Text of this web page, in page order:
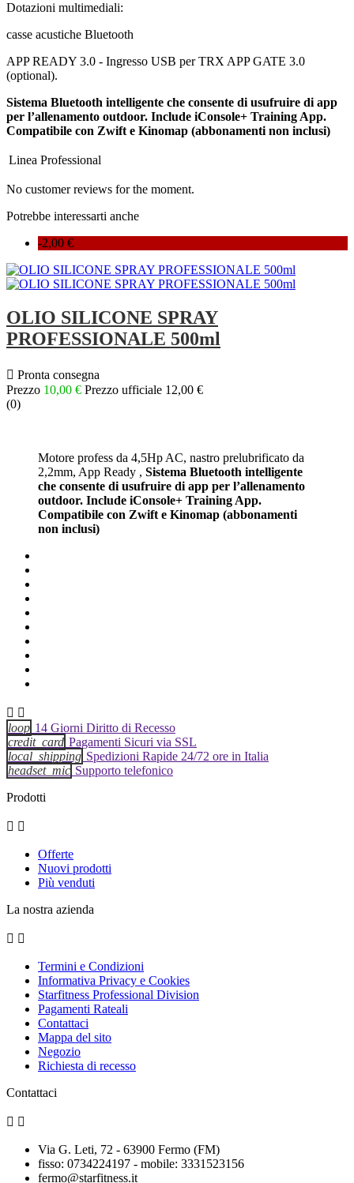
Dotazioni multimediali:
casse acustiche Bluetooth
APP READY 3.0 - Ingresso USB per TRX APP GATE 3.0
(optional).
Sistema Bluetooth intelligente che consente di usufruire di app
per l’allenamento outdoor. Include iConsole+ Training App.
Compatibile con Zwift e Kinomap (abbonamenti non inclusi)
Linea Professional
No customer reviews for the moment.
Potrebbe interessarti anche
-2,00 €
OLIO SILICONE SPRAY
PROFESSIONALE 500ml
 Pronta consegna
Prezzo 10,00 € Prezzo ufficiale 12,00 €
(0)
Motore profess da 4,5Hp AC, nastro prelubrificato da
2,2mm, App Ready , Sistema Bluetooth intelligente
che consente di usufruire di app per l’allenamento
outdoor. Include iConsole+ Training App.
Compatibile con Zwift e Kinomap (abbonamenti
non inclusi)
 
loop 14 Giorni Diritto di Recesso
credit_card Pagamenti Sicuri via SSL
local_shipping Spedizioni Rapide 24/72 ore in Italia
headset_mic Supporto telefonico
Prodotti
 
Offerte
Nuovi prodotti
Più venduti
La nostra azienda
 
Termini e Condizioni
Informativa Privacy e Cookies
Starfitness Professional Division
Pagamenti Rateali
Contattaci
Mappa del sito
Negozio
Richiesta di recesso
Contattaci
 
Via G. Leti, 72 - 63900 Fermo (FM)
fisso: 0734224197 - mobile: 3331523156
fermo@starfitness.it